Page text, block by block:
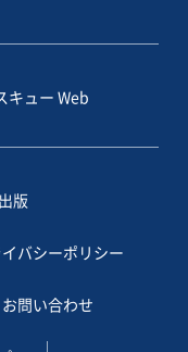
キュー Web
版
バシーポリシー
お問い合わせ